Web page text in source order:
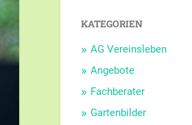
KATEGORIEN
AG Vereinsleben
Angebote
Fachberater
Gartenbilder